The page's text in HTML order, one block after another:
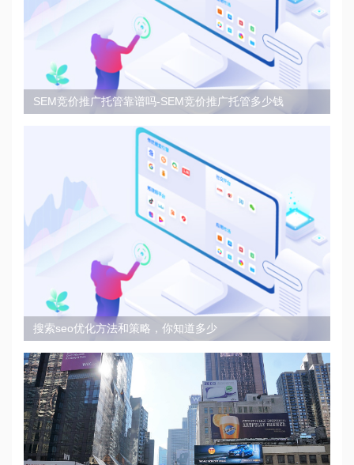
SEM竞价推广托管靠谱吗-SEM竞价推广托管多少钱
搜索seo优化方法和策略，你知道多少